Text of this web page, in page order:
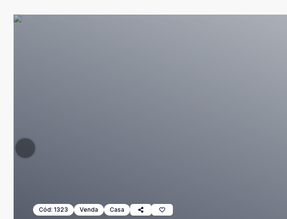
Cód: 1323 Venda Casa